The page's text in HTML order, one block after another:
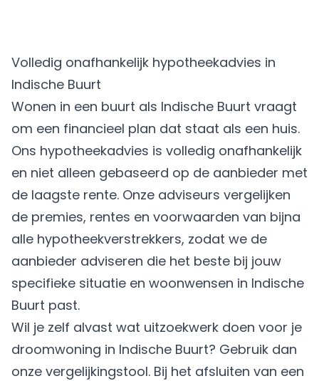
Volledig onafhankelijk hypotheekadvies in
Indische Buurt
Wonen in een buurt als Indische Buurt vraagt
om een financieel plan dat staat als een huis.
Ons hypotheekadvies is volledig onafhankelijk
en niet alleen gebaseerd op de aanbieder met
de laagste rente. Onze adviseurs vergelijken
de premies, rentes en voorwaarden van bijna
alle hypotheekverstrekkers, zodat we de
aanbieder adviseren die het beste bij jouw
specifieke situatie en woonwensen in Indische
Buurt past.
Wil je zelf alvast wat uitzoekwerk doen voor je
droomwoning in Indische Buurt? Gebruik dan
onze vergelijkingstool. Bij het afsluiten van een